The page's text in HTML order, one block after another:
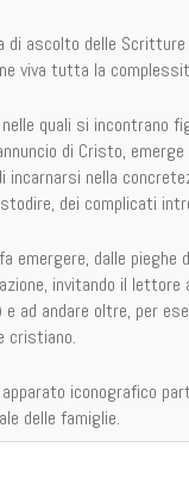
di ascolto delle
viva tutta la
quali si incontrano
di Cristo,
nella
dei complicati
emergere, dalle
invitando il
ad andare oltre, per
cristiano.
iconografico
delle famiglie.